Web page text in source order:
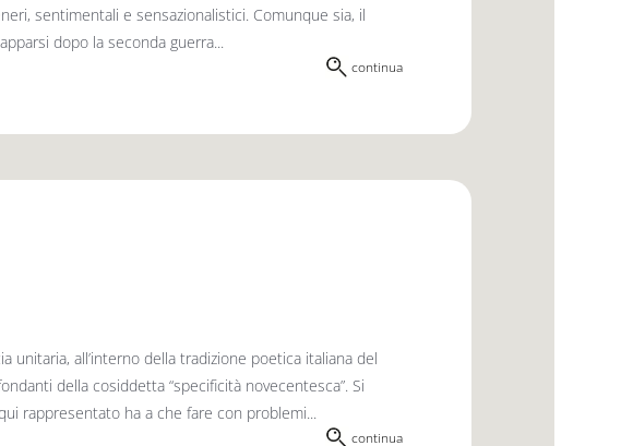
sentimentali e sensazionalistici. Comunque sia, il
dopo la seconda guerra...
continua
all’interno della tradizione poetica italiana del
della cosiddetta “specificità novecentesca”. Si
rappresentato ha a che fare con problemi...
continua